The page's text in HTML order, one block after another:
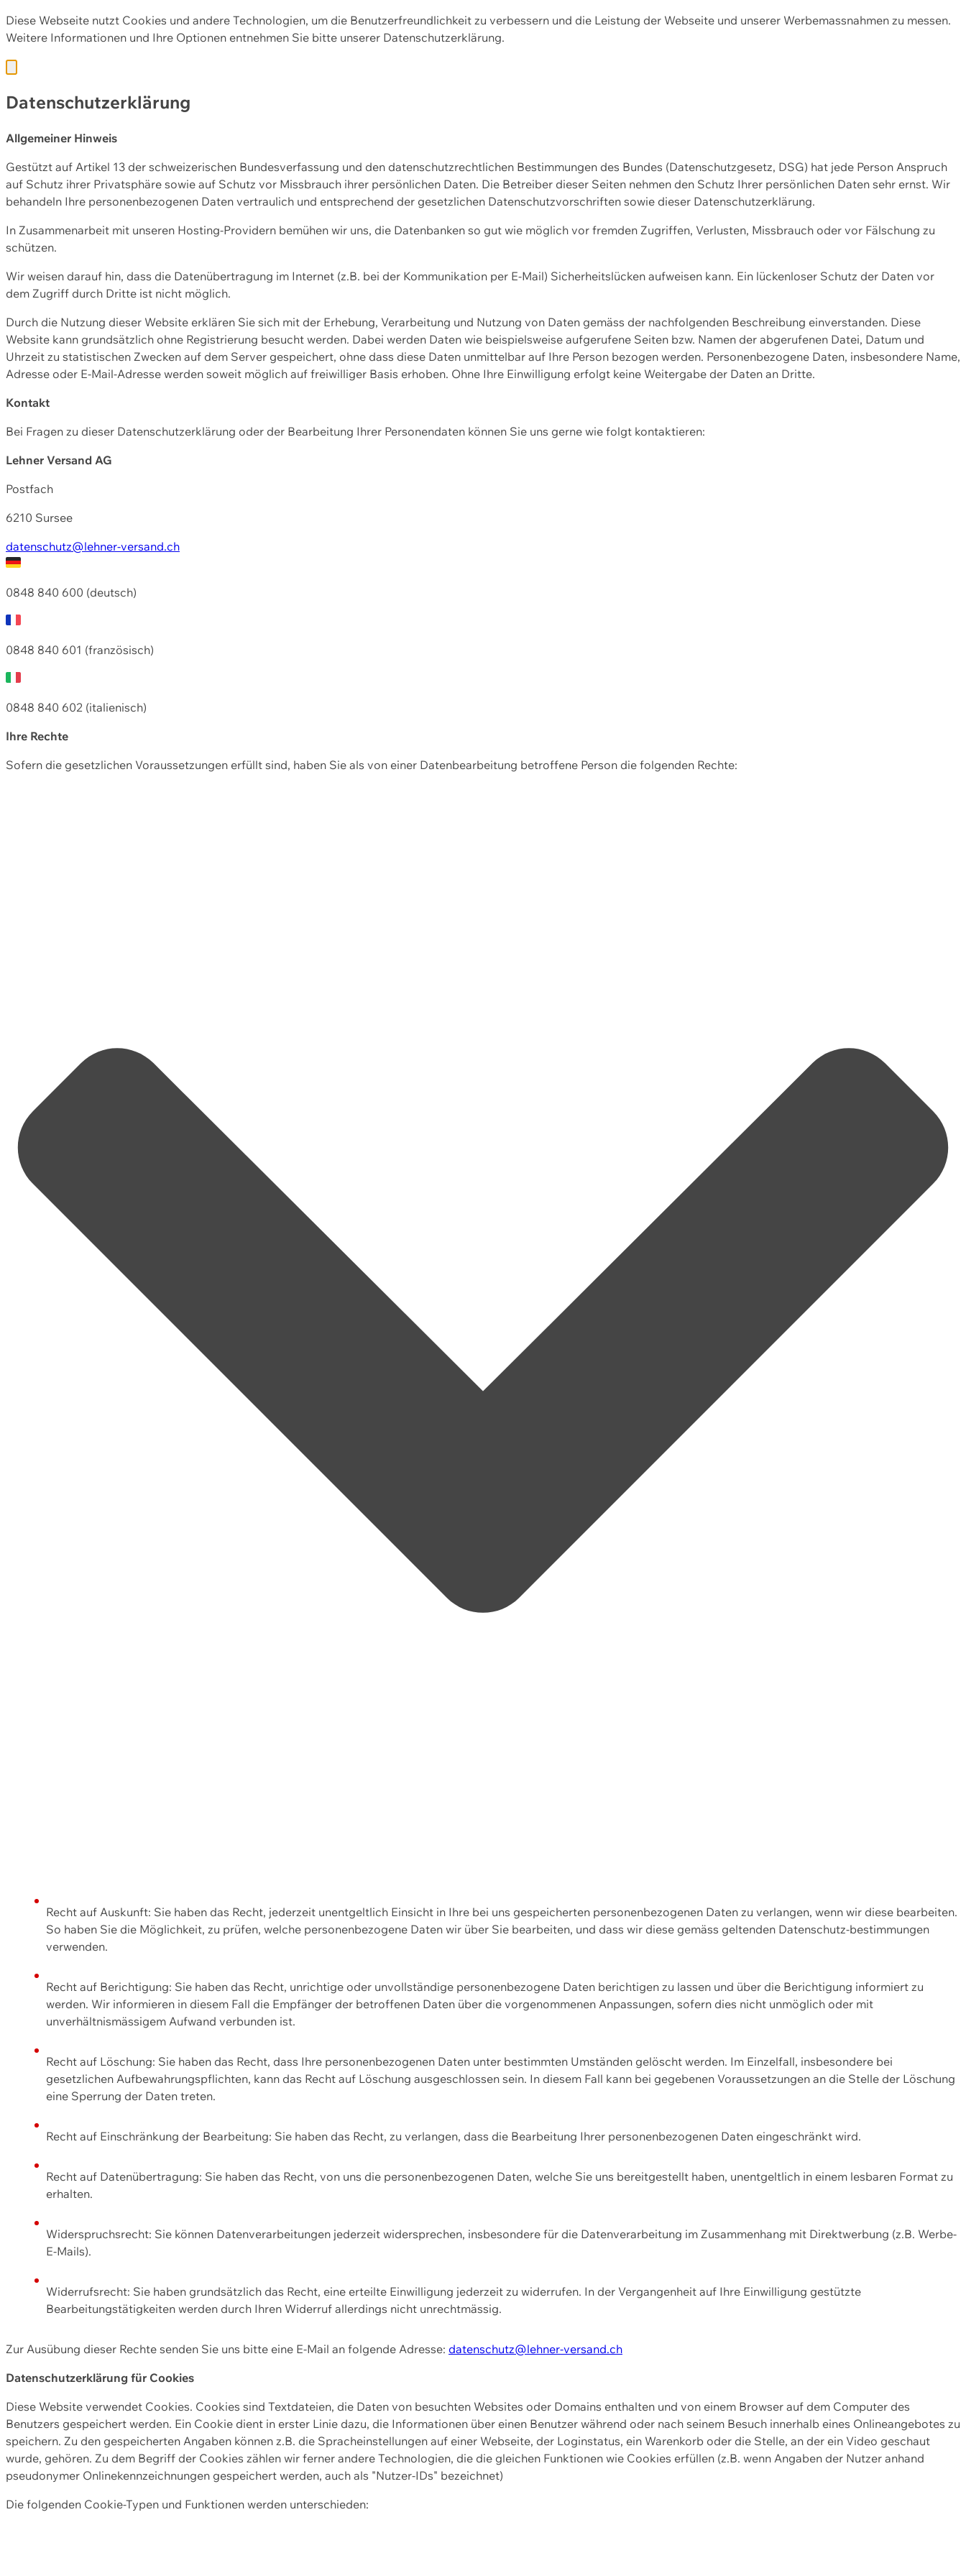
Diese Webseite nutzt Cookies und andere Technologien, um die Benutzerfreundlichkeit zu verbessern und die Leistung der Webseite und unserer Werbemassnahmen zu messen.
Weitere Informationen und Ihre Optionen entnehmen Sie bitte unserer Datenschutzerklärung.
Datenschutzerklärung
Allgemeiner Hinweis
Gestützt auf Artikel 13 der schweizerischen Bundesverfassung und den datenschutzrechtlichen Bestimmungen des Bundes (Datenschutzgesetz, DSG) hat jede Person Anspruch
auf Schutz ihrer Privatsphäre sowie auf Schutz vor Missbrauch ihrer persönlichen Daten. Die Betreiber dieser Seiten nehmen den Schutz Ihrer persönlichen Daten sehr ernst. Wir
behandeln Ihre personenbezogenen Daten vertraulich und entsprechend der gesetzlichen Datenschutzvorschriften sowie dieser Datenschutzerklärung.
In Zusammenarbeit mit unseren Hosting-Providern bemühen wir uns, die Datenbanken so gut wie möglich vor fremden Zugriffen, Verlusten, Missbrauch oder vor Fälschung zu
schützen.
Wir weisen darauf hin, dass die Datenübertragung im Internet (z.B. bei der Kommunikation per E-Mail) Sicherheitslücken aufweisen kann. Ein lückenloser Schutz der Daten vor
dem Zugriff durch Dritte ist nicht möglich.
Durch die Nutzung dieser Website erklären Sie sich mit der Erhebung, Verarbeitung und Nutzung von Daten gemäss der nachfolgenden Beschreibung einverstanden. Diese
Website kann grundsätzlich ohne Registrierung besucht werden. Dabei werden Daten wie beispielsweise aufgerufene Seiten bzw. Namen der abgerufenen Datei, Datum und
Uhrzeit zu statistischen Zwecken auf dem Server gespeichert, ohne dass diese Daten unmittelbar auf Ihre Person bezogen werden. Personenbezogene Daten, insbesondere Name,
Adresse oder E-Mail-Adresse werden soweit möglich auf freiwilliger Basis erhoben. Ohne Ihre Einwilligung erfolgt keine Weitergabe der Daten an Dritte.
Kontakt
Bei Fragen zu dieser Datenschutzerklärung oder der Bearbeitung Ihrer Personendaten können Sie uns gerne wie folgt kontaktieren:
Lehner Versand AG
Postfach
6210 Sursee
datenschutz@lehner-versand.ch
0848 840 600 (deutsch)
0848 840 601 (französisch)
0848 840 602 (italienisch)
Ihre Rechte
Sofern die gesetzlichen Voraussetzungen erfüllt sind, haben Sie als von einer Datenbearbeitung betroffene Person die folgenden Rechte:
Recht auf Auskunft: Sie haben das Recht, jederzeit unentgeltlich Einsicht in Ihre bei uns gespeicherten personenbezogenen Daten zu verlangen, wenn wir diese bearbeiten.
So haben Sie die Möglichkeit, zu prüfen, welche personenbezogene Daten wir über Sie bearbeiten, und dass wir diese gemäss geltenden Datenschutz-bestimmungen
verwenden.
Recht auf Berichtigung: Sie haben das Recht, unrichtige oder unvollständige personenbezogene Daten berichtigen zu lassen und über die Berichtigung informiert zu
werden. Wir informieren in diesem Fall die Empfänger der betroffenen Daten über die vorgenommenen Anpassungen, sofern dies nicht unmöglich oder mit
unverhältnismässigem Aufwand verbunden ist.
Recht auf Löschung: Sie haben das Recht, dass Ihre personenbezogenen Daten unter bestimmten Umständen gelöscht werden. Im Einzelfall, insbesondere bei
gesetzlichen Aufbewahrungspflichten, kann das Recht auf Löschung ausgeschlossen sein. In diesem Fall kann bei gegebenen Voraussetzungen an die Stelle der Löschung
eine Sperrung der Daten treten.
Recht auf Einschränkung der Bearbeitung: Sie haben das Recht, zu verlangen, dass die Bearbeitung Ihrer personenbezogenen Daten eingeschränkt wird.
Recht auf Datenübertragung: Sie haben das Recht, von uns die personenbezogenen Daten, welche Sie uns bereitgestellt haben, unentgeltlich in einem lesbaren Format zu
erhalten.
Widerspruchsrecht: Sie können Datenverarbeitungen jederzeit widersprechen, insbesondere für die Datenverarbeitung im Zusammenhang mit Direktwerbung (z.B. Werbe-
E-Mails).
Widerrufsrecht: Sie haben grundsätzlich das Recht, eine erteilte Einwilligung jederzeit zu widerrufen. In der Vergangenheit auf Ihre Einwilligung gestützte
Bearbeitungstätigkeiten werden durch Ihren Widerruf allerdings nicht unrechtmässig.
Zur Ausübung dieser Rechte senden Sie uns bitte eine E-Mail an folgende Adresse: datenschutz@lehner-versand.ch
Datenschutzerklärung für Cookies
Diese Website verwendet Cookies. Cookies sind Textdateien, die Daten von besuchten Websites oder Domains enthalten und von einem Browser auf dem Computer des
Benutzers gespeichert werden. Ein Cookie dient in erster Linie dazu, die Informationen über einen Benutzer während oder nach seinem Besuch innerhalb eines Onlineangebotes zu
speichern. Zu den gespeicherten Angaben können z.B. die Spracheinstellungen auf einer Webseite, der Loginstatus, ein Warenkorb oder die Stelle, an der ein Video geschaut
wurde, gehören. Zu dem Begriff der Cookies zählen wir ferner andere Technologien, die die gleichen Funktionen wie Cookies erfüllen (z.B. wenn Angaben der Nutzer anhand
pseudonymer Onlinekennzeichnungen gespeichert werden, auch als "Nutzer-IDs" bezeichnet)
Die folgenden Cookie-Typen und Funktionen werden unterschieden: